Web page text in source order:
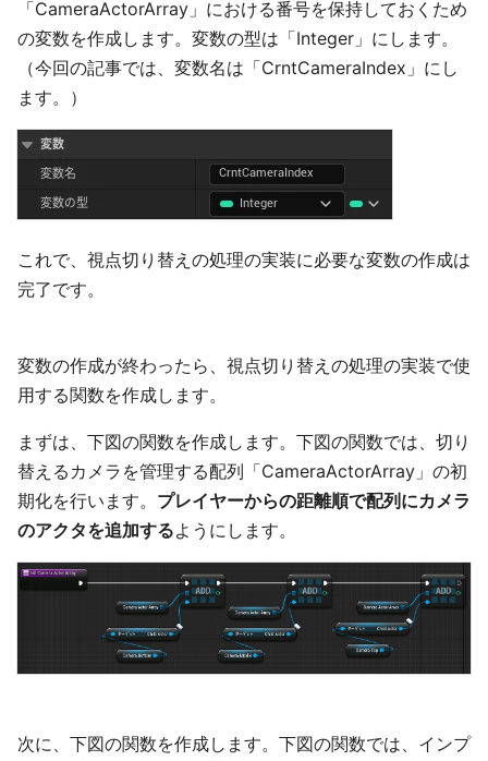
「CameraActorArray」における番号を保持しておくため
の変数を作成します。変数の型は「Integer」にします。
（今回の記事では、変数名は「CrntCameraIndex」にし
ます。）
これで、視点切り替えの処理の実装に必要な変数の作成は
完了です。
変数の作成が終わったら、視点切り替えの処理の実装で使
用する関数を作成します。
まずは、下図の関数を作成します。下図の関数では、切り
替えるカメラを管理する配列「CameraActorArray」の初
期化を行います。 プレイヤーからの距離順で配列にカメラ
のアクタを追加するようにします。
次に、下図の関数を作成します。下図の関数では、インプ